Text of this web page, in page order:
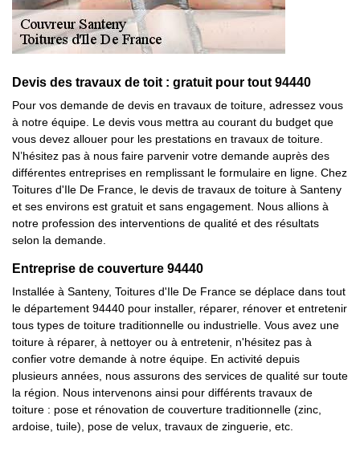
Devis des travaux de toit : gratuit pour tout 94440
Pour vos demande de devis en travaux de toiture, adressez vous
à notre équipe. Le devis vous mettra au courant du budget que
vous devez allouer pour les prestations en travaux de toiture.
N’hésitez pas à nous faire parvenir votre demande auprès des
différentes entreprises en remplissant le formulaire en ligne. Chez
Toitures d'Ile De France, le devis de travaux de toiture à Santeny
et ses environs est gratuit et sans engagement. Nous allions à
notre profession des interventions de qualité et des résultats
selon la demande.
Entreprise de couverture 94440
Installée à Santeny, Toitures d'Ile De France se déplace dans tout
le département 94440 pour installer, réparer, rénover et entretenir
tous types de toiture traditionnelle ou industrielle. Vous avez une
toiture à réparer, à nettoyer ou à entretenir, n'hésitez pas à
confier votre demande à notre équipe. En activité depuis
plusieurs années, nous assurons des services de qualité sur toute
la région. Nous intervenons ainsi pour différents travaux de
toiture : pose et rénovation de couverture traditionnelle (zinc,
ardoise, tuile), pose de velux, travaux de zinguerie, etc.